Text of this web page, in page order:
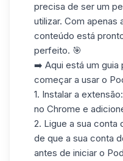
precisa de ser um
utilizar. Com apenas
conteúdo está
perfeito. 🎯
➡️ Aqui está um guia
começar a usar o
1. Instalar a extensão
no Chrome e
2. Ligue a sua conta
de que a sua conta
antes de iniciar o